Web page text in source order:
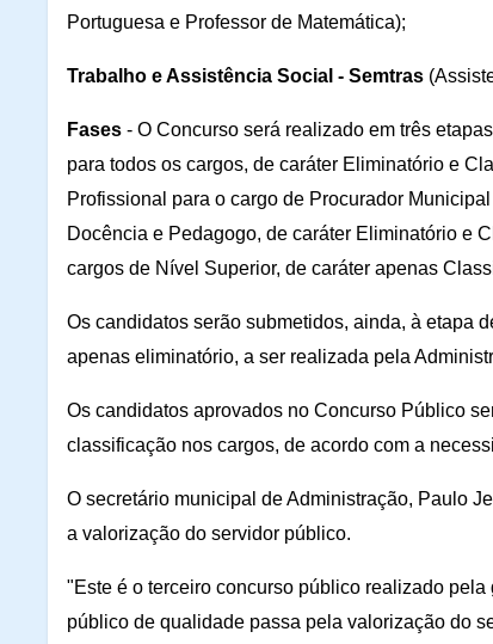
Portuguesa e Professor de Matemática);
Trabalho e Assistência Social - Semtras
Fases - O Concurso será realizado em três
para todos os cargos, de caráter Eliminatório e
Profissional para o cargo de Procurador
Docência e Pedagogo, de caráter Eliminatório e
cargos de Nível Superior, de caráter apenas
Os candidatos serão submetidos, ainda, à etapa
apenas eliminatório, a ser realizada pela
Os candidatos aprovados no Concurso Público
classificação nos cargos, de acordo com a
O secretário municipal de Administração, Paulo
a valorização do servidor público.
"Este é o terceiro concurso público realizado
público de qualidade passa pela valorização do